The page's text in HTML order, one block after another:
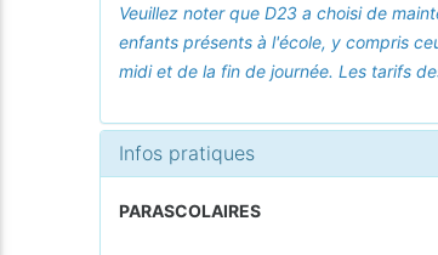
Veuillez noter que D23 a choisi de
enfants présents à l'école, y compris
midi et de la fin de journée. Les tarifs
Infos pratiques
PARASCOLAIRES